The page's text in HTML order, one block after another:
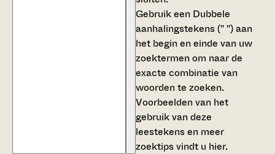
Gebruik een Dubbele
aanhalingstekens (" ")aan
het begin en einde van uw
zoektermen om naar de
exacte combinatie van
woorden te zoeken.
Voorbeelden van het
gebruik van deze
leestekens en meer
zoektips vindt u hier.